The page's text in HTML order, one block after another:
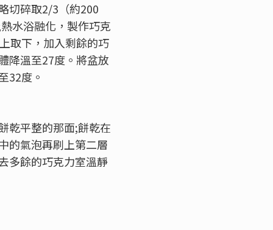
切碎取2/3（約200
水浴融化，製作巧克
取下，加入剩餘的巧
降溫至27度。將盆放
32度。
乾平整的那面;餅乾在
的氣泡再刷上第二層
多餘的巧克力室溫靜